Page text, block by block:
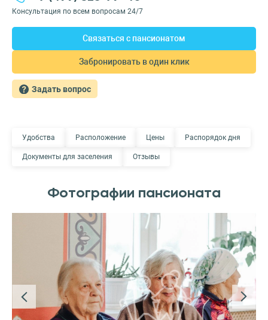
Консультация по всем вопросам 24/7
Связаться с пансионатом
Забронировать в один клик
Задать вопрос
Удобства Расположение Цены Распорядок дня
Документы для заселения Отзывы
Фотографии пансионата